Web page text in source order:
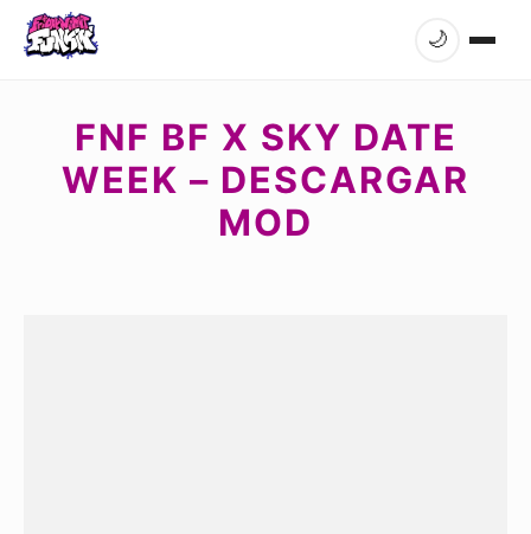
🌙
FNF BF X SKY DATE
WEEK – DESCARGAR
MOD